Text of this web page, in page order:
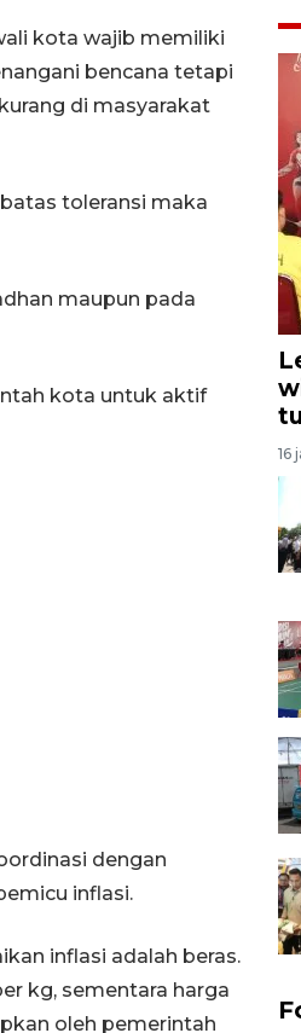
kota wajib memiliki
bencana tetapi
di masyarakat
toleransi maka
maupun pada
kota untuk aktif
dengan
inflasi.
inflasi adalah beras.
kg, sementara harga
oleh pemerintah
16